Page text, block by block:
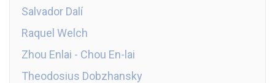
Salvador Dalí
Raquel Welch
Zhou Enlai - Chou En-lai
Theodosius Dobzhansky